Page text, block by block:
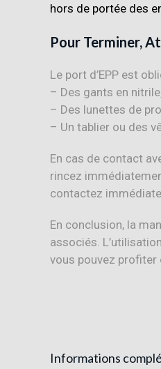
hors de portée des
Pour Terminer,
Le port d’EPP est
– Des gants en
– Des lunettes de
– Un tablier ou des
En cas de contact
rincez
contactez
En conclusion, la
associés.
vous pouvez profiter
Informations